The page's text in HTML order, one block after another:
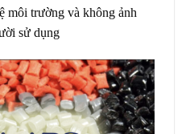
môi trường và không ảnh
sử dụng